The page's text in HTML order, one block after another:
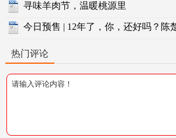
寻味羊肉节，温暖桃源里
今日预售 | 12年了，你，还好吗？陈
热门评论